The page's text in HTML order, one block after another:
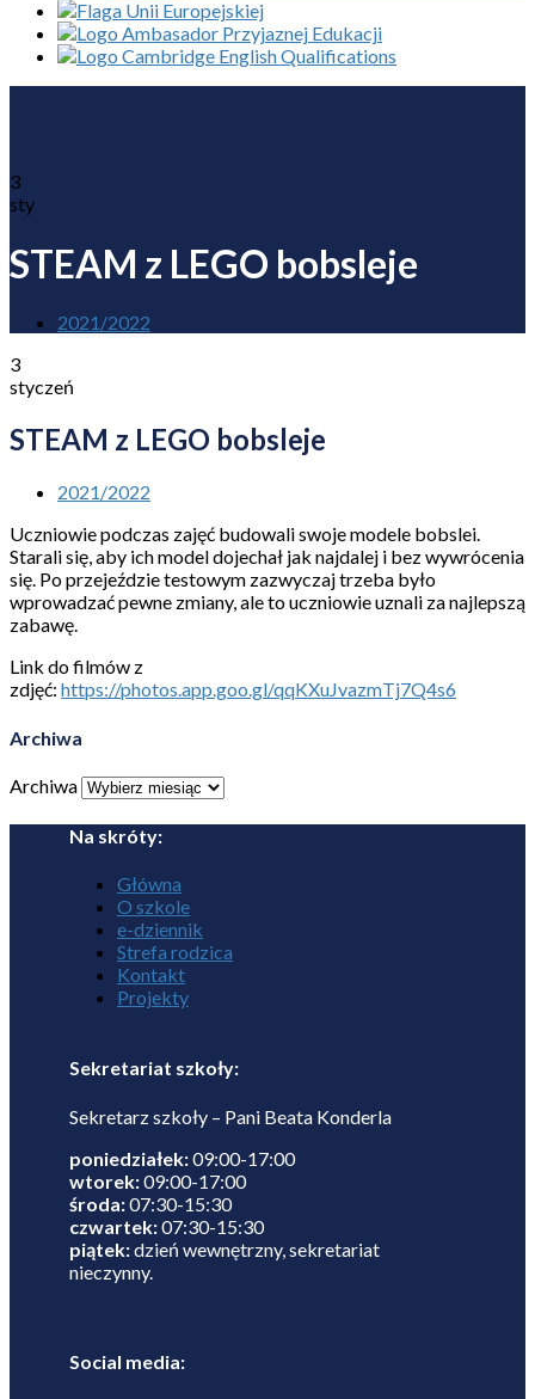
3
sty
STEAM z LEGO bobsleje
2021/2022
3
styczeń
STEAM z LEGO bobsleje
2021/2022
Uczniowie podczas zajęć budowali swoje modele bobslei.
Starali się, aby ich model dojechał jak najdalej i bez wywrócenia
się. Po przejeździe testowym zazwyczaj trzeba było
wprowadzać pewne zmiany, ale to uczniowie uznali za najlepszą
zabawę.
Link do filmów z
zdjęć: https://photos.app.goo.gl/qqKXuJvazmTj7Q4s6
Archiwa
Archiwa
Na skróty:
Główna
O szkole
e-dziennik
Strefa rodzica
Kontakt
Projekty
Sekretariat szkoły:
Sekretarz szkoły – Pani Beata Konderla
poniedziałek:09:00-17:00
wtorek:09:00-17:00
środa:07:30-15:30
czwartek:07:30-15:30
piątek:dzień wewnętrzny, sekretariat
nieczynny.
Social media: